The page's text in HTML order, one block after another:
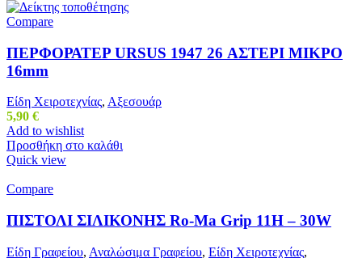
Compare
ΠΕΡΦΟΡΑΤΕΡ URSUS 1947 26 ΑΣΤΕΡΙ ΜΙΚΡΟ
16mm
Είδη Χειροτεχνίας, Αξεσουάρ
5,90 €
Add to wishlist
Προσθήκη στο καλάθι
Quick view
Compare
ΠΙΣΤΟΛΙ ΣΙΛΙΚΟΝΗΣ Ro-Ma Grip 11H – 30W
Είδη Γραφείου, Αναλώσιμα Γραφείου, Είδη Χειροτεχνίας,